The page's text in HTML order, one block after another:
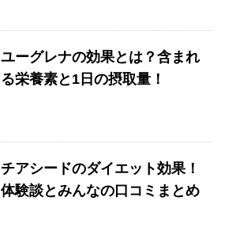
ユーグレナの効果とは？含まれ
る栄養素と1日の摂取量！
チアシードのダイエット効果！
体験談とみんなの口コミまとめ